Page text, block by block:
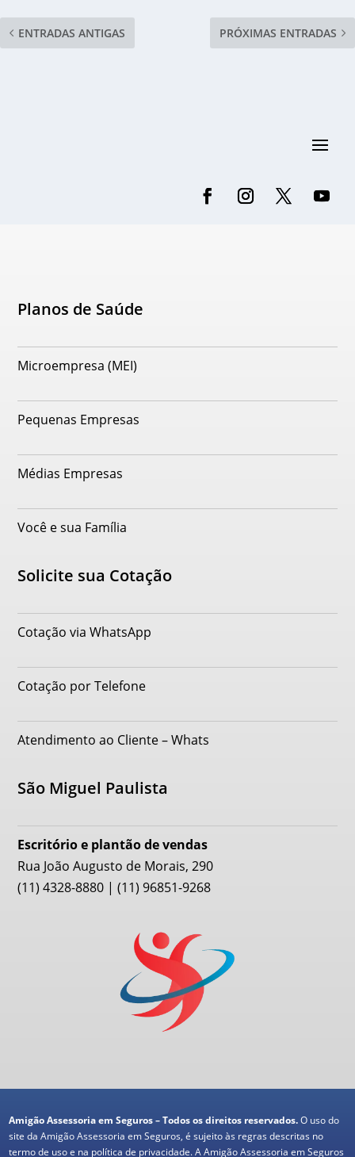
ENTRADAS ANTIGAS PRÓXIMAS ENTRADAS
Planos de Saúde
Microempresa (MEI)
Pequenas Empresas
Médias Empresas
Você e sua Família
Solicite sua Cotação
Cotação via WhatsApp
Cotação por Telefone
Atendimento ao Cliente – Whats
São Miguel Paulista
Escritório e plantão de vendas
Rua João Augusto de Morais, 290
(11) 4328-8880 | (11) 96851-9268
Amigão Assessoria em Seguros – Todos os direitos reservados.O uso do
site da Amigão Assessoria em Seguros, é sujeito às regras descritas no
termo de uso e na política de privacidade. A Amigão Assessoria em Seguros